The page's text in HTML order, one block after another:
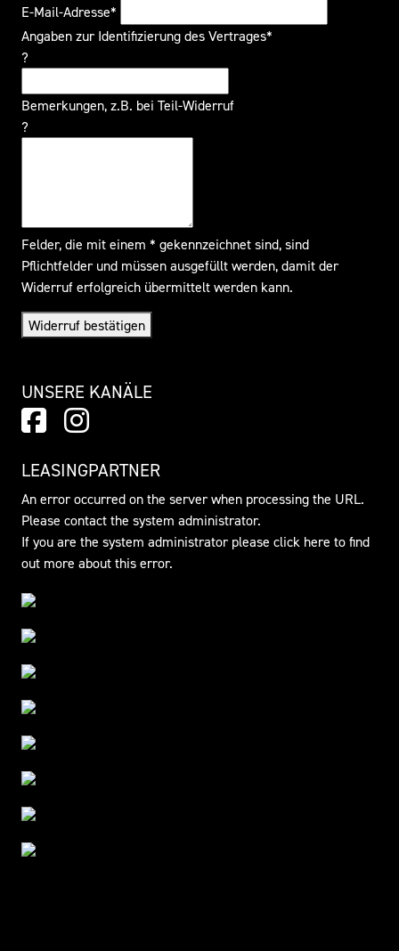
E-Mail-Adresse*
Angaben zur Identifizierung des Vertrages*
?
Bemerkungen, z.B. bei Teil-Widerruf
?
Felder, die mit einem * gekennzeichnet sind, sind
Pflichtfelder und müssen ausgefüllt werden, damit der
Widerruf erfolgreich übermittelt werden kann.
Widerruf bestätigen
UNSERE KANÄLE
LEASINGPARTNER
An error occurred on the server when processing the URL.
Please contact the system administrator.
If you are the system administrator please click here to find
out more about this error.